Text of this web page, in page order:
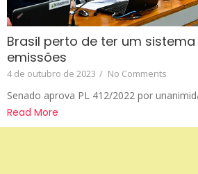
Brasil perto de ter um
emissões
4 de outubro de 2023 / No Comments
Senado aprova PL 412/2022 por
Read More